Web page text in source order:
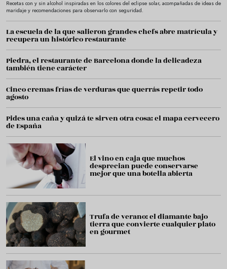
Recetas con y sin alcohol inspiradas en los colores del eclipse solar, acompañadas de ideas de
maridaje y recomendaciones para observarlo con seguridad.
La escuela de la que salieron grandes chefs abre matrícula y
recupera un histórico restaurante
Piedra, el restaurante de Barcelona donde la delicadeza
también tiene carácter
Cinco cremas frías de verduras que querrás repetir todo
agosto
Pides una caña y quizá te sirven otra cosa: el mapa cervecero
de España
El vino en caja que muchos
desprecian puede conservarse
mejor que una botella abierta
Trufa de verano: el diamante bajo
tierra que convierte cualquier plato
en gourmet